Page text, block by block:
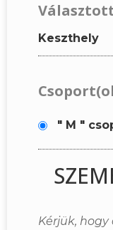
Keszthely
" M "
Kérjük,